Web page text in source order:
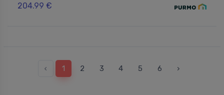
204.99 €
‹ 1 2 3 4 5 6 ›